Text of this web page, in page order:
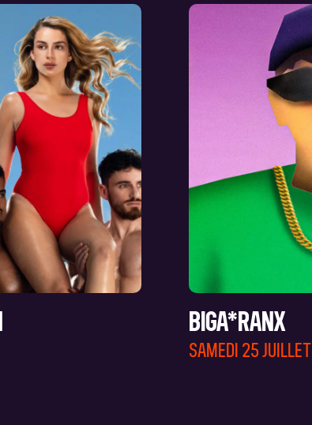
BIGA*RANX
SAMEDI 25 JUILLET